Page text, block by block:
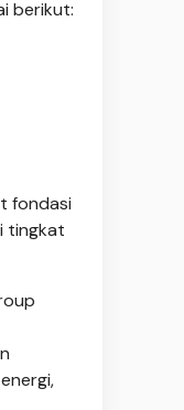
berikut:
fondasi
tingkat